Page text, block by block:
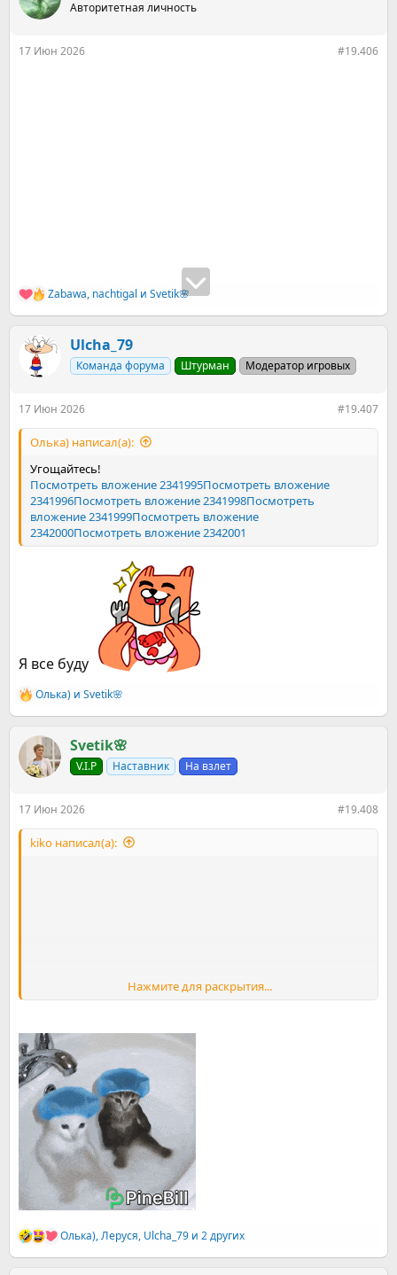
и
Авторитетная личность
17 Июн 2026 #19.406
Р
е
Zabawa, nachtigal и Svetik🌸
Ulcha_79
Команда форума Штурман Модератор игровых
17 Июн 2026 #19.407
Олька) написал(а):
Угощайтесь!
Посмотреть вложение 2341995Посмотреть вложение
2341996Посмотреть вложение 2341998Посмотреть
вложение 2341999Посмотреть вложение
2342000Посмотреть вложение 2342001
Я все буду
Р
е
к
ц
и
Олька) и Svetik🌸
Svetik🌸
V.I.P Наставник На взлет
17 Июн 2026 #19.408
kiko написал(а):
Нажмите для раскрытия...
Р
е
Олька),Леруся, Ulcha_79 и 2 других